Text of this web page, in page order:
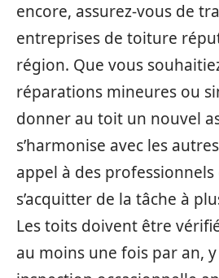
encore, assurez-vous de
entreprises de toiture
région. Que vous
réparations mineures ou
donner au toit un nouvel
s’harmonise avec les
appel à des
s’acquitter de la tâche à
Les toits doivent être
au moins une fois par an,